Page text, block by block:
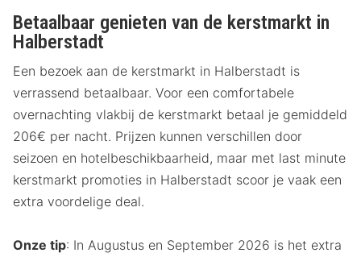
Betaalbaar genieten van de kerstmarkt in
Halberstadt
Een bezoek aan de kerstmarkt in Halberstadt is
verrassend betaalbaar. Voor een comfortabele
overnachting vlakbij de kerstmarkt betaal je gemiddeld
206€ per nacht. Prijzen kunnen verschillen door
seizoen en hotelbeschikbaarheid, maar met last minute
kerstmarkt promoties in Halberstadt scoor je vaak een
extra voordelige deal.
Onze tip: In Augustus en September 2026 is het extra